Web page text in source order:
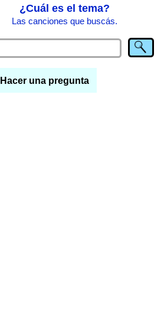
¿Cuál es el tema?
Las canciones que buscás.
Hacer una pregunta